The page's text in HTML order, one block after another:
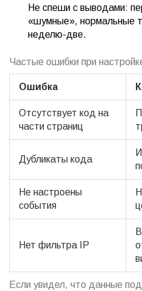
Не спеши с выводами:
«шумные», нормальные
неделю-две.
Частые ошибки при
Ошибка
Отсутствует код на
части страниц
Дубликаты кода
Не настроены
события
Нет фильтра IP
Если увидел, что данные